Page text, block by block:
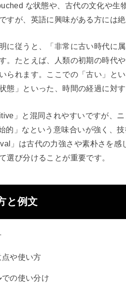
な状態や、古代の文化や生
すが、英語に興味がある方には
に従うと、「非常に古い時代に
。たとえば、人類の初期の時代
られます。ここでの「古い」と
態」といった、時間の経過に対
」と混同されやすいですが、ニ
的」なという意味合いが強く、
」は古代の力強さや素朴さを感
選び分けることが重要です。
と例文
や使い方
での使い分け